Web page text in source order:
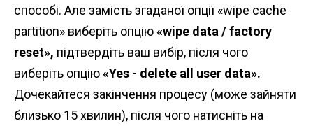
способі. Але замість згаданої опції «wipe cache
partition» виберіть опцію«wipe data / factory
reset», підтвердіть ваш вибір, після чого
виберіть опцію«Yes - delete all user data».
Дочекайтеся закінчення процесу (може зайняти
близько 15 хвилин), після чого натисніть на